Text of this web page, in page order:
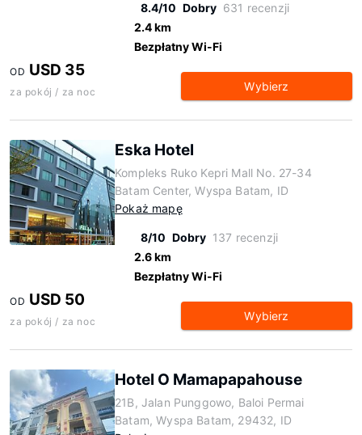
8.4/10 Dobry 631 recenzji
2.4 km
Bezpłatny Wi-Fi
OD USD 35
za pokój / za noc Wybierz
Eska Hotel
Kompleks Ruko Kepri Mall No. 27-34
Batam Center, Wyspa Batam, ID
Pokaż mapę
8/10 Dobry 137 recenzji
2.6 km
Bezpłatny Wi-Fi
OD USD 50
za pokój / za noc Wybierz
Hotel O Mamapapahouse
21B, Jalan Punggowo, Baloi Permai
Batam, Wyspa Batam, 29432, ID